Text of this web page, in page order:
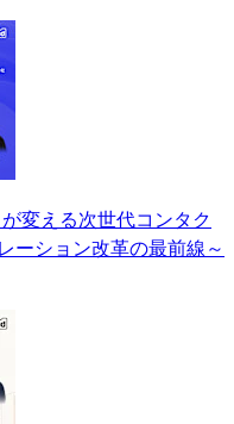
変える次世代コンタク
ーション改革の最前線～